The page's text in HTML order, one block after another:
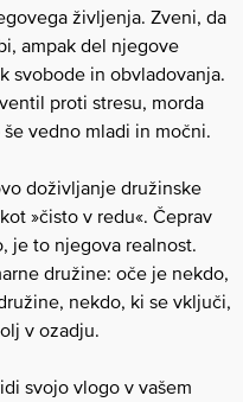
življenja. Zveni, da
ampak del njegove
svobode in obvladovanja.
proti stresu, morda
vedno mladi in močni.
doživljanje družinske
»čisto v redu«. Čeprav
je to njegova realnost.
družine: oče je nekdo,
nekdo, ki se vključi,
v ozadju.
svojo vlogo v vašem